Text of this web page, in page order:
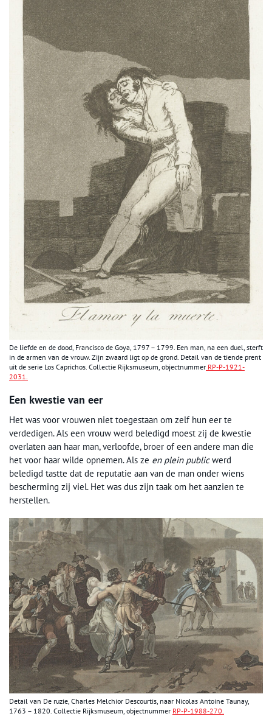
De liefde en de dood, Francisco de Goya, 1797 – 1799. Een man, na een duel, sterft
in de armen van de vrouw. Zijn zwaard ligt op de grond. Detail van de tiende prent
uit de serie Los Caprichos. Collectie Rijksmuseum, objectnummer RP-P-1921-
2031.
Een kwestie van eer
Het was voor vrouwen niet toegestaan om zelf hun eer te
verdedigen. Als een vrouw werd beledigd moest zij de kwestie
overlaten aan haar man, verloofde, broer of een andere man die
het voor haar wilde opnemen. Als ze en plein publicwerd
beledigd tastte dat de reputatie aan van de man onder wiens
bescherming zij viel. Het was dus zijn taak om het aanzien te
herstellen.
Detail van De ruzie, Charles Melchior Descourtis, naar Nicolas Antoine Taunay,
1763 – 1820. Collectie Rijksmuseum, objectnummer RP-P-1988-270.